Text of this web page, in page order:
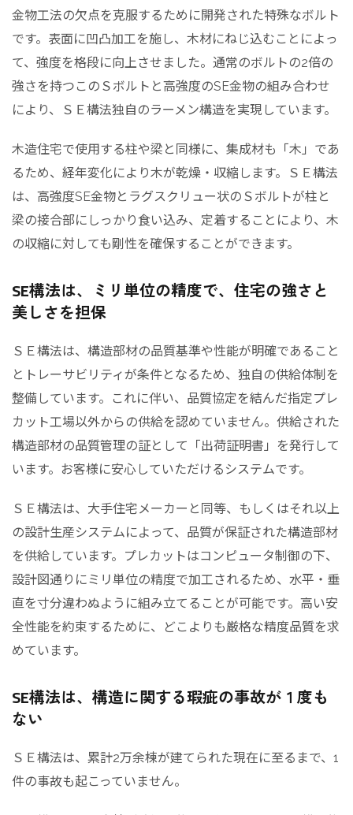
金物工法の欠点を克服するために開発された特殊なボルト
です。表面に凹凸加工を施し、木材にねじ込むことによっ
て、強度を格段に向上させました。通常のボルトの2倍の
強さを持つこのＳボルトと高強度のSE金物の組み合わせ
により、ＳＥ構法独自のラーメン構造を実現しています。
木造住宅で使用する柱や梁と同様に、集成材も「木」であ
るため、経年変化により木が乾燥・収縮します。ＳＥ構法
は、高強度SE金物とラグスクリュー状のＳボルトが柱と
梁の接合部にしっかり食い込み、定着することにより、木
の収縮に対しても剛性を確保することができます。
SE構法は、ミリ単位の精度で、住宅の強さと
美しさを担保
ＳＥ構法は、構造部材の品質基準や性能が明確であること
とトレーサビリティが条件となるため、独自の供給体制を
整備しています。これに伴い、品質協定を結んだ指定プレ
カット工場以外からの供給を認めていません。供給された
構造部材の品質管理の証として「出荷証明書」を発行して
います。お客様に安心していただけるシステムです。
ＳＥ構法は、大手住宅メーカーと同等、もしくはそれ以上
の設計生産システムによって、品質が保証された構造部材
を供給しています。プレカットはコンピュータ制御の下、
設計図通りにミリ単位の精度で加工されるため、水平・垂
直を寸分違わぬように組み立てることが可能です。高い安
全性能を約束するために、どこよりも厳格な精度品質を求
めています。
SE構法は、構造に関する瑕疵の事故が１度も
ない
ＳＥ構法は、累計2万余棟が建てられた現在に至るまで、1
件の事故も起こっていません。